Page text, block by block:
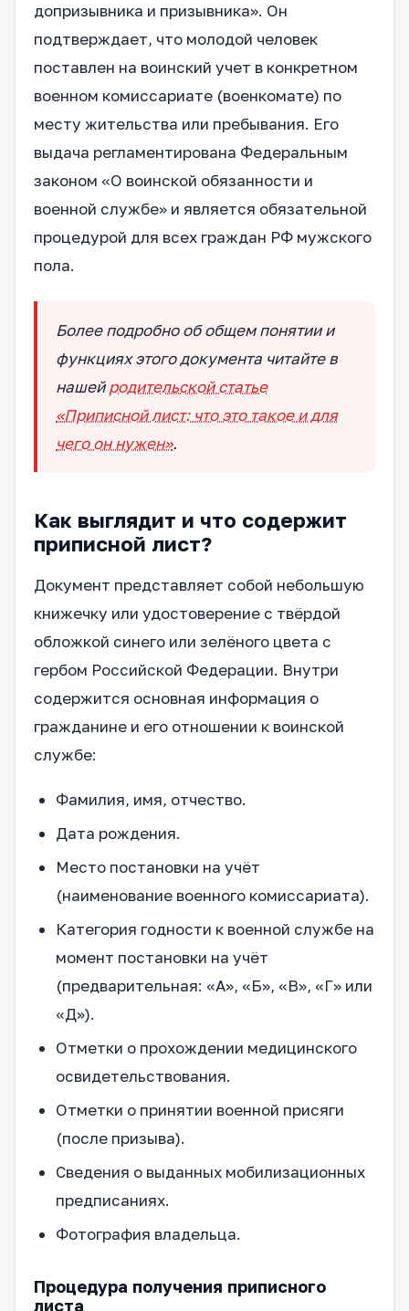
допризывника и призывника». Он
подтверждает, что молодой человек
поставлен на воинский учет в конкретном
военном комиссариате (военкомате) по
месту жительства или пребывания. Его
выдача регламентирована Федеральным
законом «О воинской обязанности и
военной службе» и является обязательной
процедурой для всех граждан РФ мужского
пола.
Более подробно об общем понятии и
функциях этого документа читайте в
нашейродительской статье
«Приписной лист: что это такое и для
чего он нужен».
Как выглядит и что содержит
приписной лист?
Документ представляет собой небольшую
книжечку или удостоверение с твёрдой
обложкой синего или зелёного цвета с
гербом Российской Федерации. Внутри
содержится основная информация о
гражданине и его отношении к воинской
службе:
Фамилия, имя, отчество.
Дата рождения.
Место постановки на учёт
(наименование военного комиссариата).
Категория годности к военной службе на
момент постановки на учёт
(предварительная: «А», «Б», «В», «Г» или
«Д»).
Отметки о прохождении медицинского
освидетельствования.
Отметки о принятии военной присяги
(после призыва).
Сведения о выданных мобилизационных
предписаниях.
Фотография владельца.
Процедура получения приписного
листа